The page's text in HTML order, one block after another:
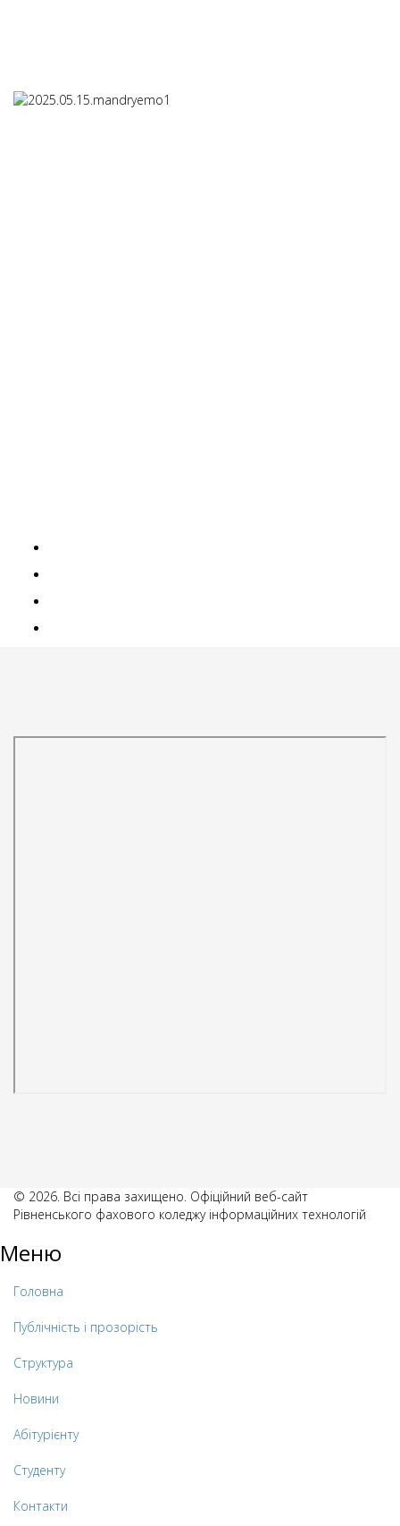
© 2026. Всі права захищено. Офіційний веб-сайт
Рівненського фахового коледжу інформаційних технологій
Меню
Головна
Публічність і прозорість
Структура
Новини
Абітурієнту
Студенту
Контакти